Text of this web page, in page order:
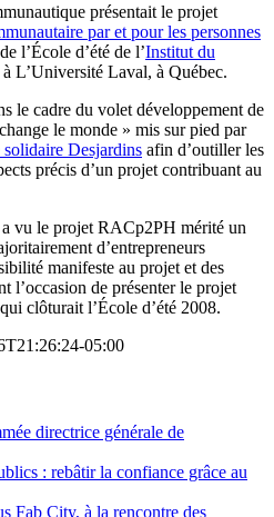
présentait le projet
par et pour les personnes
l’École d’été de l’Institut du
L’Université Laval, à Québec.
le cadre du volet développement de
le monde » mis sur pied par
solidaire Desjardins afin d’outiller les
précis d’un projet contribuant au
vu le projet RACp2PH mérité un
d’entrepreneurs
manifeste au projet et des
l’occasion de présenter le projet
clôturait l’École d’été 2008.
05:00
directrice générale de
: rebâtir la confiance grâce au
Fab City, à la rencontre des